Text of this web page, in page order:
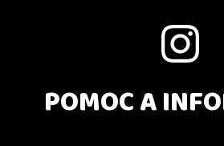
POMOC A